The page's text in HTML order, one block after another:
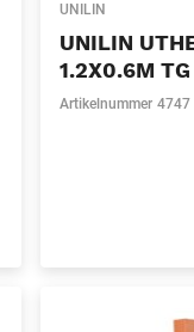
UNILIN
UNILIN
1.2X0.6M TG
Artikelnummer 4747